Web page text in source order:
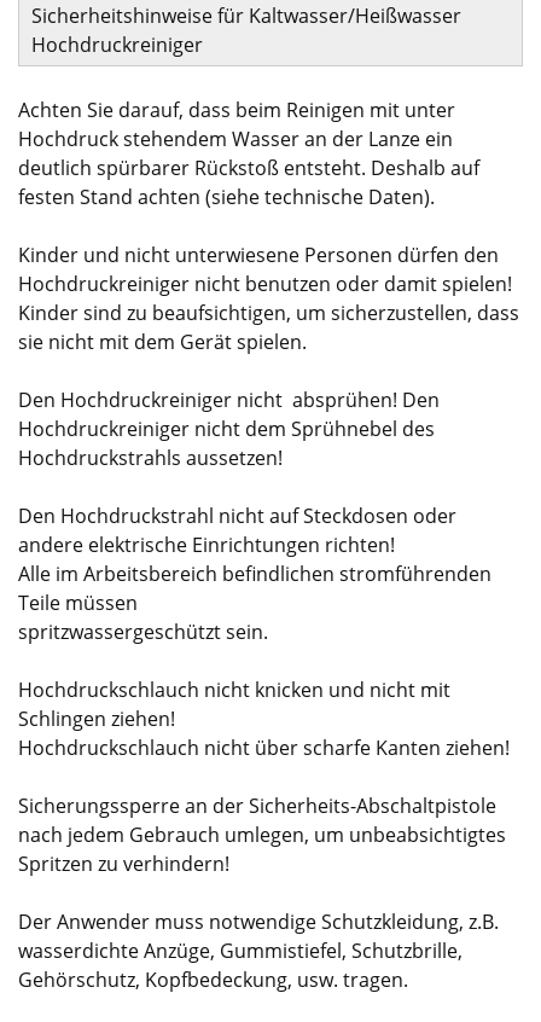
Sicherheitshinweise für Kaltwasser/Heißwasser
Hochdruckreiniger
Achten Sie darauf, dass beim Reinigen mit unter
Hochdruck stehendem Wasser an der Lanze ein
deutlich spürbarer Rückstoß entsteht. Deshalb auf
festen Stand achten (siehe technische Daten).
Kinder und nicht unterwiesene Personen dürfen den
Hochdruckreiniger nicht benutzen oder damit spielen!
Kinder sind zu beaufsichtigen, um sicherzustellen, dass
sie nicht mit dem Gerät spielen.
Den Hochdruckreiniger nicht absprühen! Den
Hochdruckreiniger nicht dem Sprühnebel des
Hochdruckstrahls aussetzen!
Den Hochdruckstrahl nicht auf Steckdosen oder
andere elektrische Einrichtungen richten!
Alle im Arbeitsbereich befindlichen stromführenden
Teile müssen
spritzwassergeschützt sein.
Hochdruckschlauch nicht knicken und nicht mit
Schlingen ziehen!
Hochdruckschlauch nicht über scharfe Kanten ziehen!
Sicherungssperre an der Sicherheits-Abschaltpistole
nach jedem Gebrauch umlegen, um unbeabsichtigtes
Spritzen zu verhindern!
Der Anwender muss notwendige Schutzkleidung, z.B.
wasserdichte Anzüge, Gummistiefel, Schutzbrille,
Gehörschutz, Kopfbedeckung, usw. tragen.